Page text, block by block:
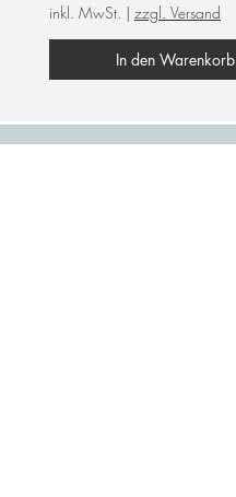
inkl. MwSt. | zzgl. Versand
In den Warenkorb